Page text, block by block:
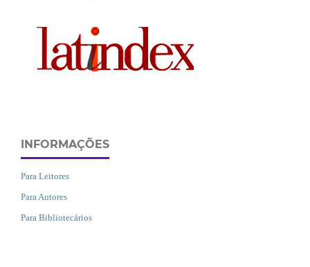
INFORMAÇÕES
Para Leitores
Para Autores
Para Bibliotecários